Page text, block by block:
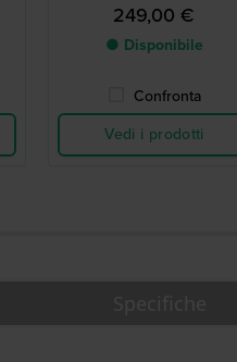
249,00 €
● Disponibile
Confronta
Vedi i prodotti